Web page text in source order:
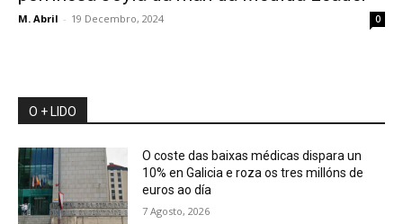
M. Abril - 19 Decembro, 2024 0
O + LIDO
O coste das baixas médicas dispara un
10% en Galicia e roza os tres millóns de
euros ao día
7 Agosto, 2026